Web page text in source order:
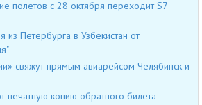
полетов с 28 октября переходит S7
из Петербурга в Узбекистан от
свяжут прямым авиарейсом Челябинск и
печатную копию обратного билета